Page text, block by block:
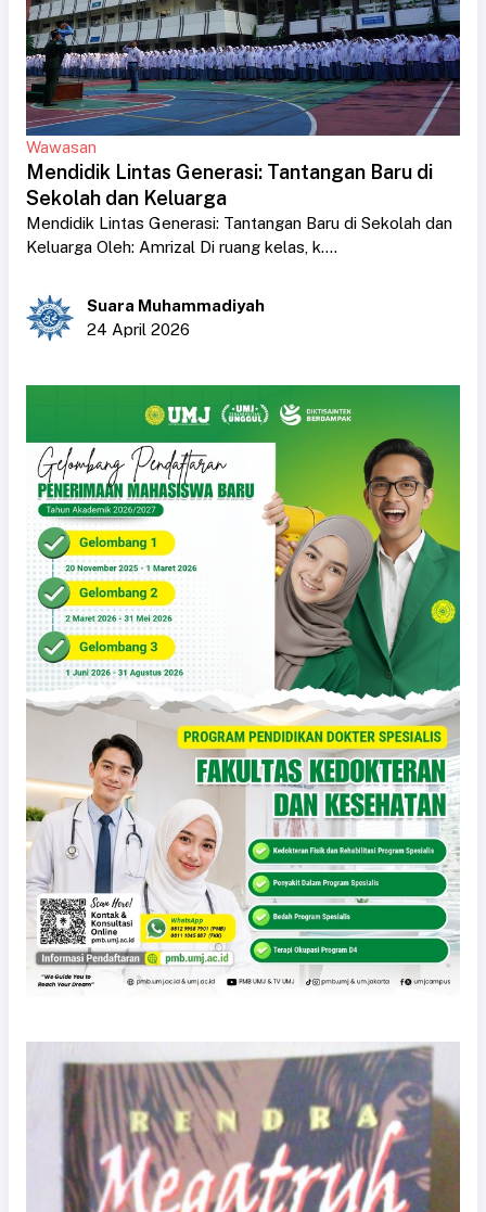
Wawasan
Mendidik Lintas Generasi: Tantangan Baru di
Sekolah dan Keluarga
Mendidik Lintas Generasi: Tantangan Baru di Sekolah dan
Keluarga Oleh: Amrizal Di ruang kelas, k....
Suara Muhammadiyah
24 April 2026